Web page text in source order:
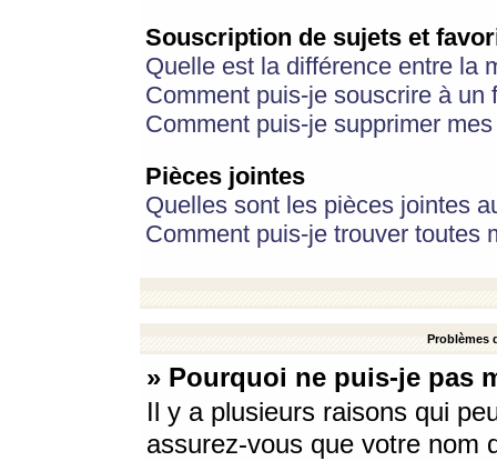
Souscription de sujets et
Quelle est la différence entre la
Comment puis-je souscrire à
Comment puis-je supprimer
Pièces jointes
Quelles sont les pièces jointes
Comment puis-je trouver toutes
Problèmes
» Pourquoi ne puis-je pas
Il y a plusieurs raisons qui
assurez-vous que votre nom